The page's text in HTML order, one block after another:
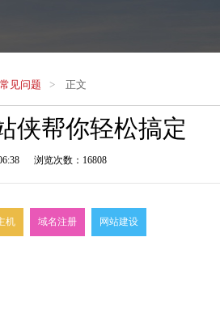
常见问题 > 正文
侠帮你轻松搞定
浏览次数：16808
机 域名注册 网站建设